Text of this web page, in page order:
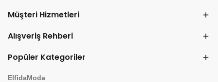
Müşteri Hizmetleri
Alışveriş Rehberi
Popüler Kategoriler
ElfidaModa